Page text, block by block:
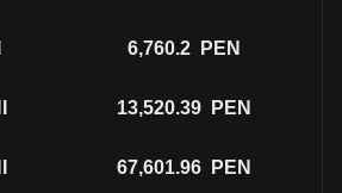
6,760.2 PEN
13,520.39 PEN
67,601.96 PEN